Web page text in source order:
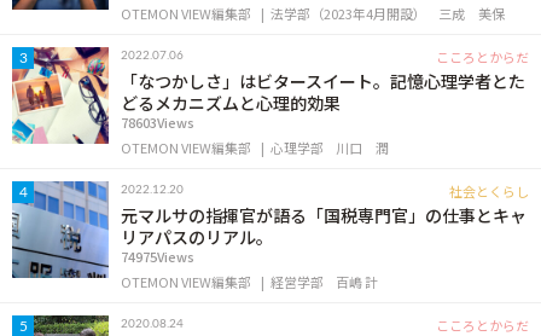
OTEMON VIEW編集部
法学部（2023年4月開設） 三成 美保
3 2022.07.06 こころとからだ
「なつかしさ」はビタースイート。記憶心理学者とた
どるメカニズムと心理的効果
78603Views
OTEMON VIEW編集部
心理学部 川口 潤
4 2022.12.20 社会とくらし
元マルサの指揮官が語る「国税専門官」の仕事とキャ
リアパスのリアル。
74975Views
OTEMON VIEW編集部
経営学部 百嶋 計
5 2020.08.24 こころとからだ